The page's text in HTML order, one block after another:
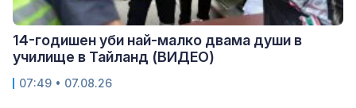
14-годишен уби най-малко двама души в
училище в Тайланд (ВИДЕО)
07:49 • 07.08.26